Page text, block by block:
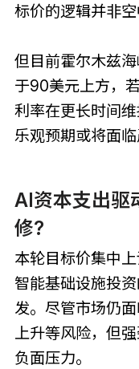
标价的逻辑并非空
但目前霍尔木兹
于90美元上方，
利率在更长时间
乐观预期或将面临
AI资本支出驱
修?
本轮目标价集中
智能基础设施投
发。尽管市场仍
上升等风险，但
负面压力。